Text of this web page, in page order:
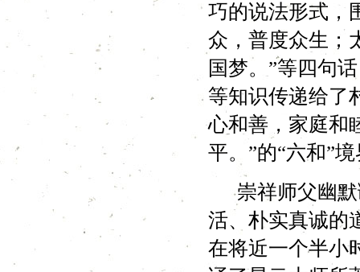
巧的说法形式，
众，普度众生；
国梦。”等四句
等知识传递给了
心和善，家庭和
平。”的“六和”
崇祥师父幽默
活、朴实真诚的
在将近一个半小